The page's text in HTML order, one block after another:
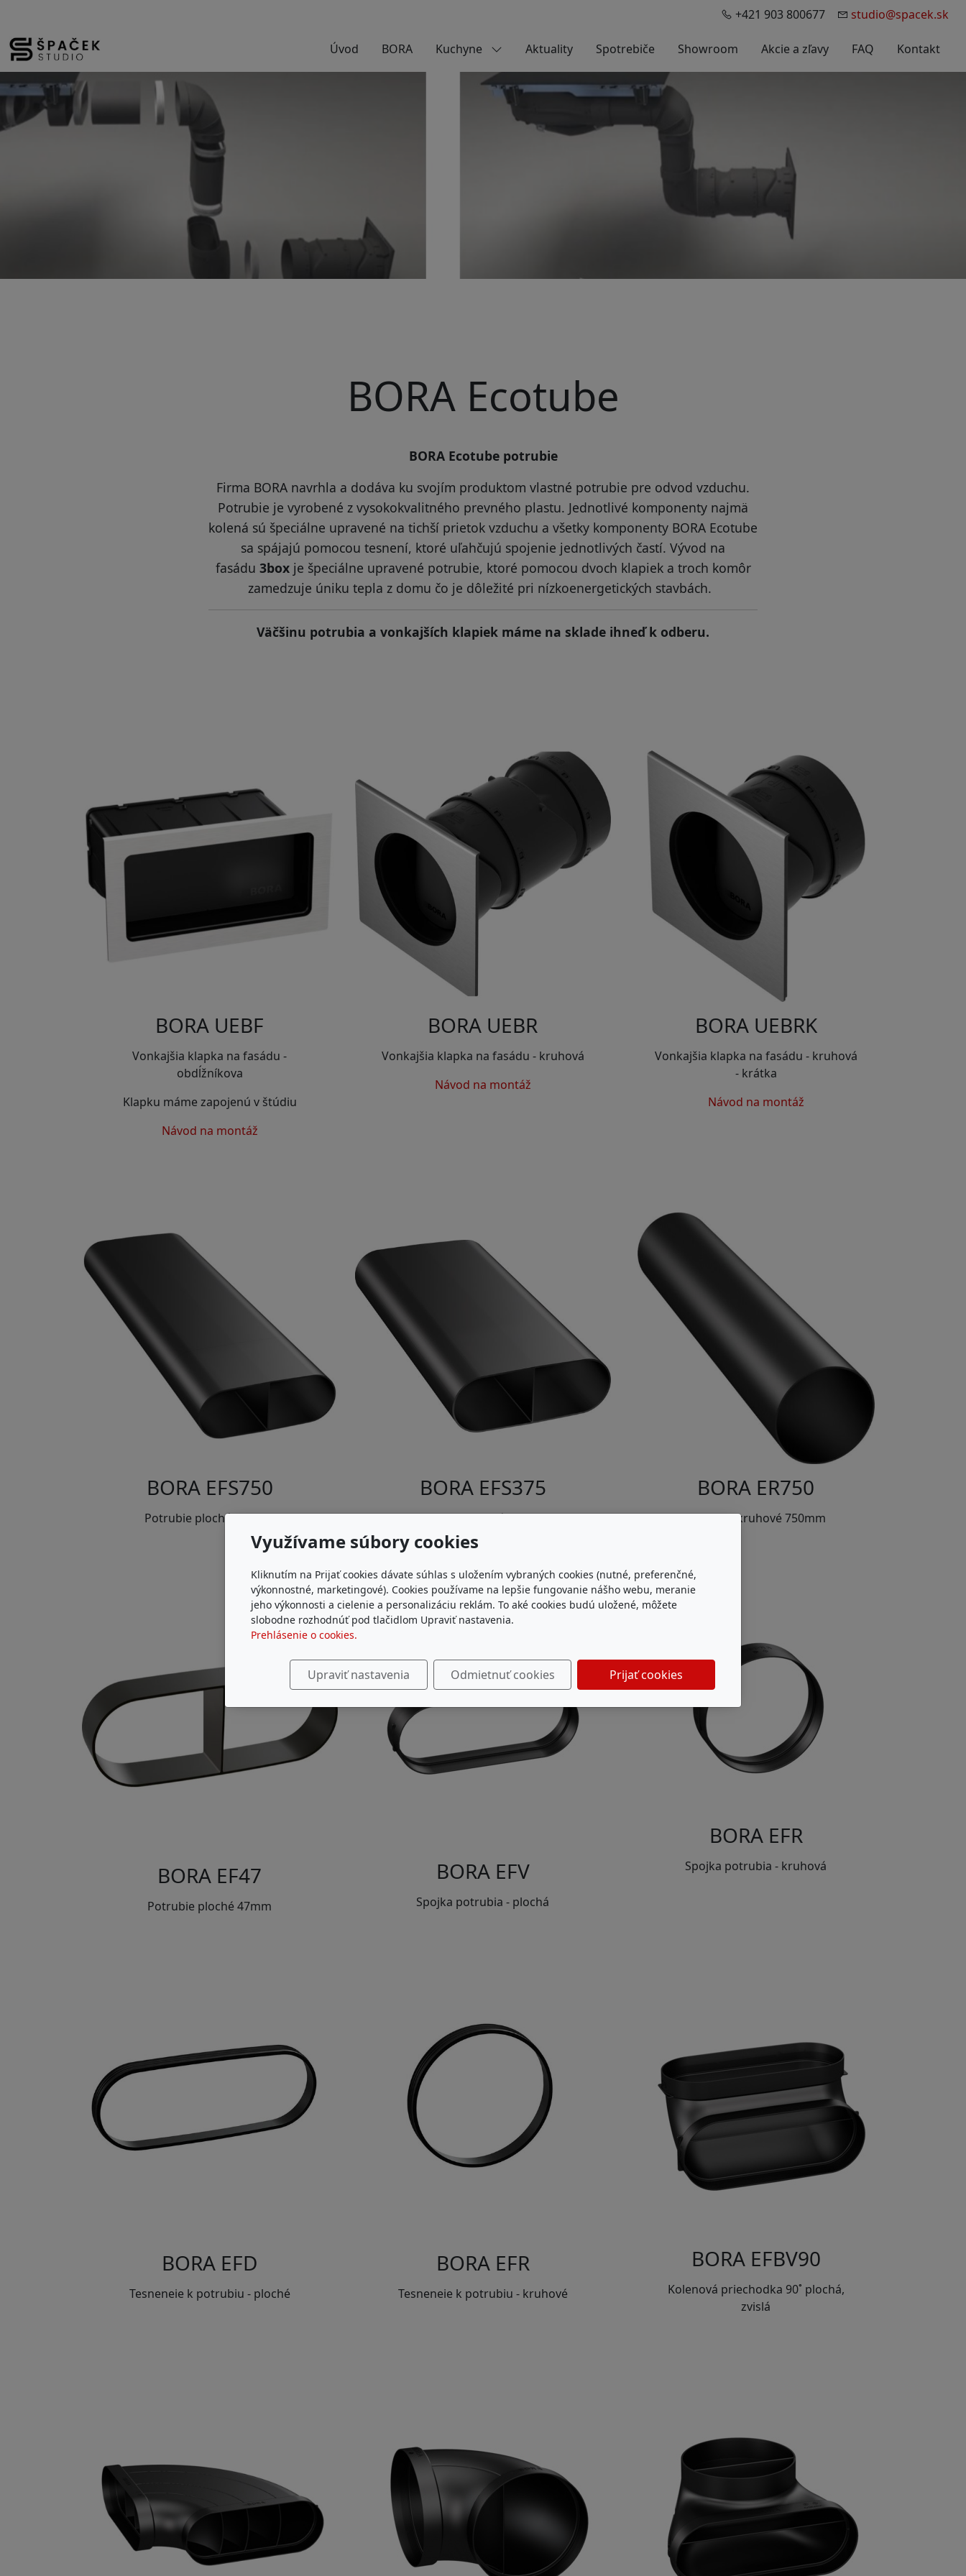
+421 903 800677 studio@spacek.sk
Úvod BORA Kuchyne Aktuality Spotrebiče Showroom Akcie a zľavy FAQ Kontakt
BORA Ecotube
BORA Ecotube potrubie
Firma BORA navrhla a dodáva ku svojím produktom vlastné potrubie pre odvod vzduchu.
Potrubie je vyrobené z vysokokvalitného prevného plastu. Jednotlivé komponenty najmä
kolená sú špeciálne upravené na tichší prietok vzduchu a všetky komponenty BORA Ecotube
sa spájajú pomocou tesnení, ktoré uľahčujú spojenie jednotlivých častí. Vývod na
fasádu 3box je špeciálne upravené potrubie, ktoré pomocou dvoch klapiek a troch komôr
zamedzuje úniku tepla z domu čo je dôležité pri nízkoenergetických stavbách.
Väčšinu potrubia a vonkajších klapiek máme na sklade ihneď k odberu.
BORA UEBF
Vonkajšia klapka na fasádu -
obdĺžníkova
Klapku máme zapojenú v štúdiu
Návod na montáž
BORA UEBR
Vonkajšia klapka na fasádu - kruhová
Návod na montáž
BORA UEBRK
Vonkajšia klapka na fasádu - kruhová
- krátka
Návod na montáž
BORA EFS750
Potrubie ploché 750mm
BORA EFS375
Potrubie ploché 375mm
BORA ER750
Potrubie kruhové 750mm
BORA EF47
Potrubie ploché 47mm
BORA EFV
Spojka potrubia - plochá
BORA EFR
Spojka potrubia - kruhová
BORA EFD
Tesneneie k potrubiu - ploché
BORA EFR
Tesneneie k potrubiu - kruhové
BORA EFBV90
Kolenová priechodka 90˚ plochá,
zvislá
Využívame súbory cookies
Kliknutím na Prijať cookies dávate súhlas s uložením vybraných cookies (nutné, preferenčné,
výkonnostné, marketingové). Cookies používame na lepšie fungovanie nášho webu, meranie
jeho výkonnosti a cielenie a personalizáciu reklám. To aké cookies budú uložené, môžete
slobodne rozhodnúť pod tlačidlom Upraviť nastavenia.
Prehlásenie o cookies.
Upraviť nastavenia Odmietnuť cookies Prijať cookies